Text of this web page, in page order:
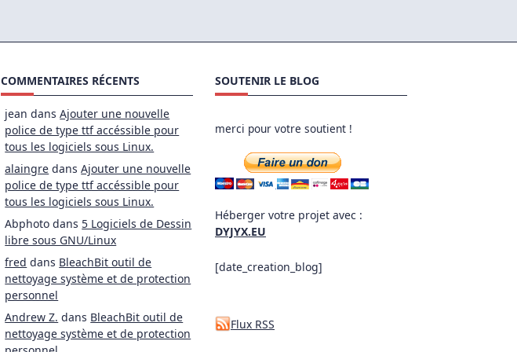
COMMENTAIRES RÉCENTS
jean dansAjouter une nouvelle
police de type ttf accéssible pour
tous les logiciels sous Linux.
alaingre dansAjouter une nouvelle
police de type ttf accéssible pour
tous les logiciels sous Linux.
Abphoto dans 5 Logiciels de Dessin
libre sous GNU/Linux
fred dans BleachBit outil de
nettoyage système et de protection
personnel
Andrew Z. dans BleachBit outil de
nettoyage système et de protection
SOUTENIR LE BLOG
merci pour votre soutient !
Héberger votre projet avec :
DYJYX.EU
[date_creation_blog]
Flux RSS